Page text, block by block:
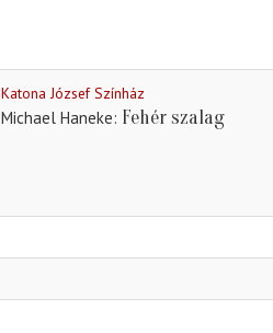
Katona József Színház
Michael Haneke Fehér szalag